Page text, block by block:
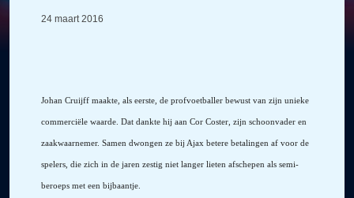
24 maart 2016
Johan Cruijff maakte, als eerste, de profvoetballer bewust van zijn unieke
commerciële waarde. Dat dankte hij aan Cor Coster, zijn schoonvader en
zaakwaarnemer. Samen dwongen ze bij Ajax betere betalingen af voor de
spelers, die zich in de jaren zestig niet langer lieten afschepen als semi-
beroeps met een bijbaantje.